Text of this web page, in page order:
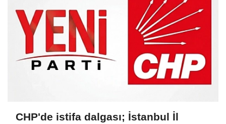
CHP'de istifa dalgası; İstanbul İl